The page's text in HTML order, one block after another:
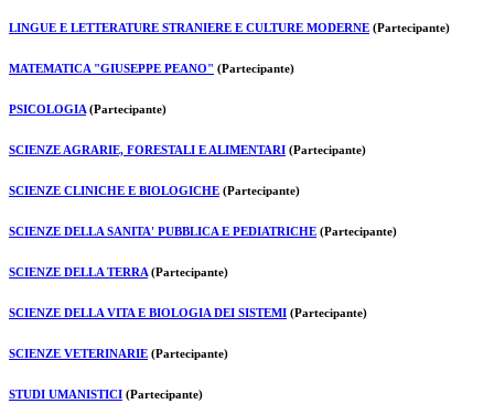
LINGUE E LETTERATURE STRANIERE E CULTURE MODERNE (Partecipante)
MATEMATICA "GIUSEPPE PEANO" (Partecipante)
PSICOLOGIA (Partecipante)
SCIENZE AGRARIE, FORESTALI E ALIMENTARI (Partecipante)
SCIENZE CLINICHE E BIOLOGICHE (Partecipante)
SCIENZE DELLA SANITA' PUBBLICA E PEDIATRICHE (Partecipante)
SCIENZE DELLA TERRA (Partecipante)
SCIENZE DELLA VITA E BIOLOGIA DEI SISTEMI (Partecipante)
SCIENZE VETERINARIE (Partecipante)
STUDI UMANISTICI (Partecipante)